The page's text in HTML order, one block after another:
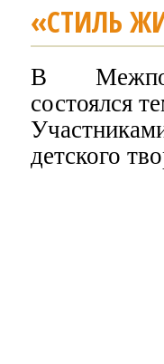
«СТИЛЬ
В
состоялся
детского